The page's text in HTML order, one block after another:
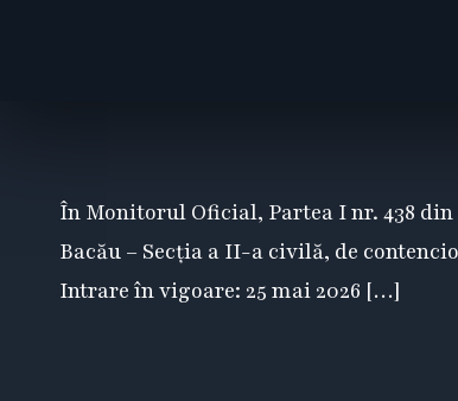
În Monitorul Oficial, Partea I nr. 438
Bacău – Secția a II-a civilă, de
Intrare în vigoare: 25 mai 2026 […]